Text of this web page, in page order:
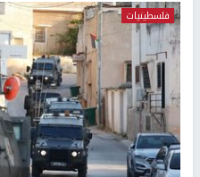
فلسطينيات